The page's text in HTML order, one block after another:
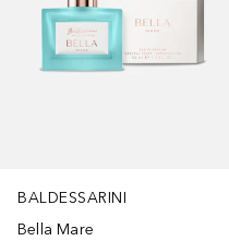
BALDESSARINI
Bella Mare